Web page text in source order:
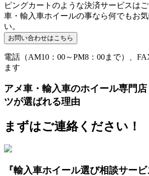
ピングカートのような決済サービスは
車・輸入車ホイールの事なら何でもお
い。
電話（AM10：00～PM8：00まで）、
ます
アメ車・輸入車のホイール専門
ツが選ばれる理由
まずはご連絡ください！
『輸入車ホイール選び相談サービ